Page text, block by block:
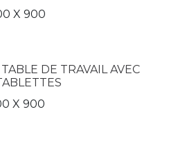
X 900
DE TRAVAIL AVEC
X 900